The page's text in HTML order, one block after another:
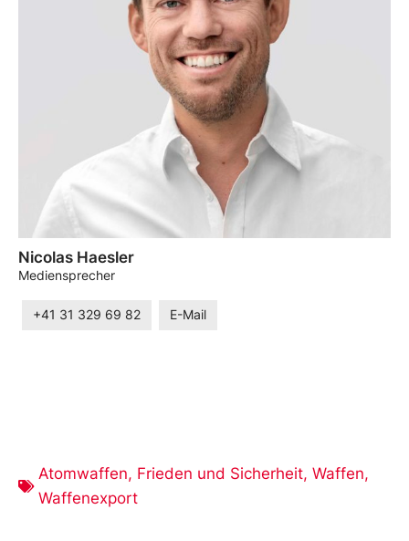
Nicolas Haesler
Mediensprecher
+41 31 329 69 82 E-Mail
Atomwaffen, Frieden und Sicherheit, Waffen,
Waffenexport